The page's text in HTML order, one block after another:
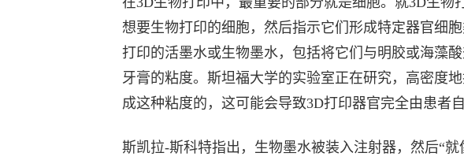
想要生物打印的细胞，然后指示它们形成特定器官细
打印的活墨水或生物墨水，包括将它们与明胶或海藻
牙膏的粘度。斯坦福大学的实验室正在研究，高密度
成这种粘度的，这可能会导致3D打印器官完全由患者
斯凯拉-斯科特指出，生物墨水被装入注射器，然后“